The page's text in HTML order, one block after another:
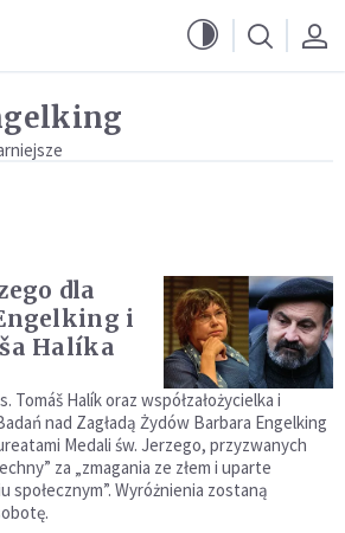
dla
i
Halíka
Halík oraz współzałożycielka i
nad Zagładą Żydów Barbara Engelking
Medali św. Jerzego, przyzwanych
za „zmagania ze złem i uparte
społecznym”. Wyróżnienia zostaną